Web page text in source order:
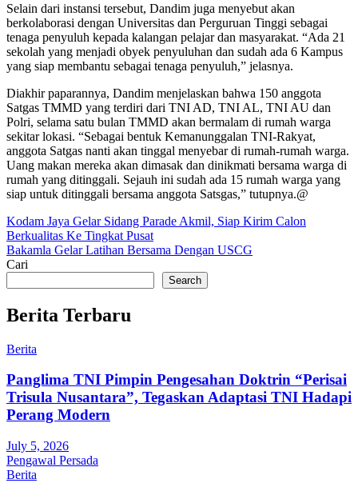
Selain dari instansi tersebut, Dandim juga menyebut akan
berkolaborasi dengan Universitas dan Perguruan Tinggi sebagai
tenaga penyuluh kepada kalangan pelajar dan masyarakat. “Ada 21
sekolah yang menjadi obyek penyuluhan dan sudah ada 6 Kampus
yang siap membantu sebagai tenaga penyuluh,” jelasnya.
Diakhir paparannya, Dandim menjelaskan bahwa 150 anggota
Satgas TMMD yang terdiri dari TNI AD, TNI AL, TNI AU dan
Polri, selama satu bulan TMMD akan bermalam di rumah warga
sekitar lokasi. “Sebagai bentuk Kemanunggalan TNI-Rakyat,
anggota Satgas nanti akan tinggal menyebar di rumah-rumah warga.
Uang makan mereka akan dimasak dan dinikmati bersama warga di
rumah yang ditinggali. Sejauh ini sudah ada 15 rumah warga yang
siap untuk ditinggali bersama anggota Satsgas,” tutupnya.@
Post
navigation
Kodam Jaya Gelar Sidang Parade Akmil, Siap Kirim Calon
Berkualitas Ke Tingkat Pusat
Bakamla Gelar Latihan Bersama Dengan USCG
Cari
Search
Berita Terbaru
Berita
Panglima TNI Pimpin Pengesahan Doktrin “Perisai
Trisula Nusantara”, Tegaskan Adaptasi TNI Hadapi
Perang Modern
July 5, 2026
Pengawal Persada
Berita